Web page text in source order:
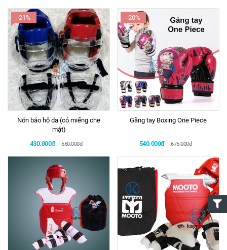
-21%
Nón bảo hộ da (có miếng che
mặt)
430.000đ
550.000đ
-20%
Găng tay Boxing One Piece
540.000đ 675.000đ